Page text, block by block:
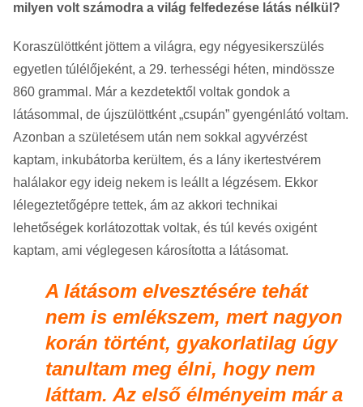
milyen volt számodra a világ felfedezése látás nélkül?
Koraszülöttként jöttem a világra, egy négyesikerszülés
egyetlen túlélőjeként, a 29. terhességi héten, mindössze
860 grammal. Már a kezdetektől voltak gondok a
látásommal, de újszülöttként „csupán” gyengénlátó voltam.
Azonban a születésem után nem sokkal agyvérzést
kaptam, inkubátorba kerültem, és a lány ikertestvérem
halálakor egy ideig nekem is leállt a légzésem. Ekkor
lélegeztetőgépre tettek, ám az akkori technikai
lehetőségek korlátozottak voltak, és túl kevés oxigént
kaptam, ami véglegesen károsította a látásomat.
A látásom elvesztésére tehát
nem is emlékszem, mert nagyon
korán történt, gyakorlatilag úgy
tanultam meg élni, hogy nem
láttam. Az első élményeim már a